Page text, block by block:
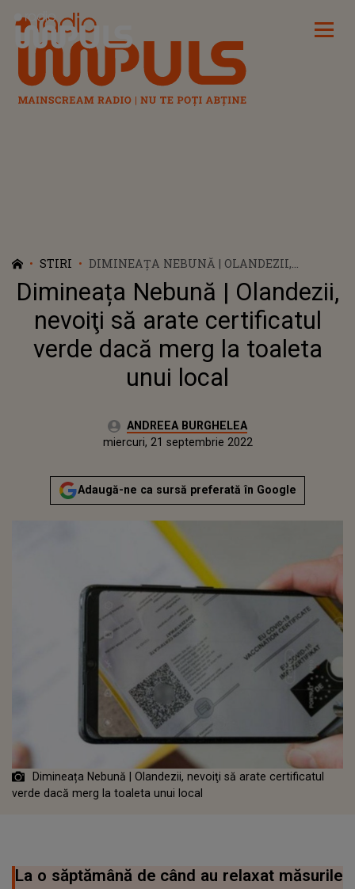
Radio Impuls
STIRI
DIMINEAȚA NEBUNĂ | OLANDEZII,
NEVOIŢI SĂ ARATE CERTIFICATUL VERDE
DACĂ MERG LA TOALETA UNUI LOCAL
Dimineața Nebună | Olandezii,
nevoiţi să arate certificatul
verde dacă merg la toaleta
unui local
Autor:ANDREEA BURGHELEA
marți, 21 septembrie 2021
Actualizat:
miercuri, 21 septembrie 2022
Adaugă-ne ca sursă preferată în Google
Dimineața Nebună | Olandezii, nevoiţi să arate certificatul
verde dacă merg la toaleta unui local
La o săptămână de când au relaxat măsurile